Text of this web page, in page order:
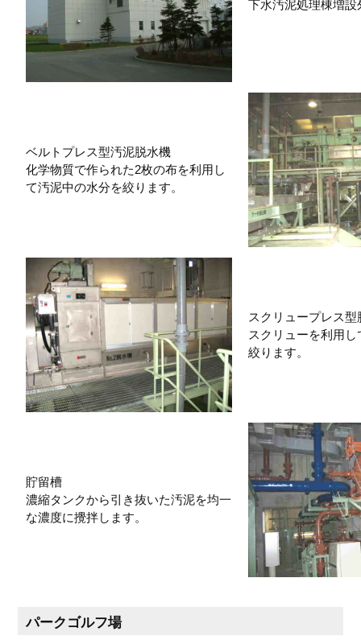
下水汚泥処理棟増設
ベルトプレス型汚泥脱水機
化学物質で作られた2枚の布を利用し
て汚泥中の水分を絞ります。
スクリュープレス型
スクリューを利用
絞ります。
貯留槽
濃縮タンクから引き抜いた汚泥を均一
な濃度に攪拌します。
パークゴルフ場